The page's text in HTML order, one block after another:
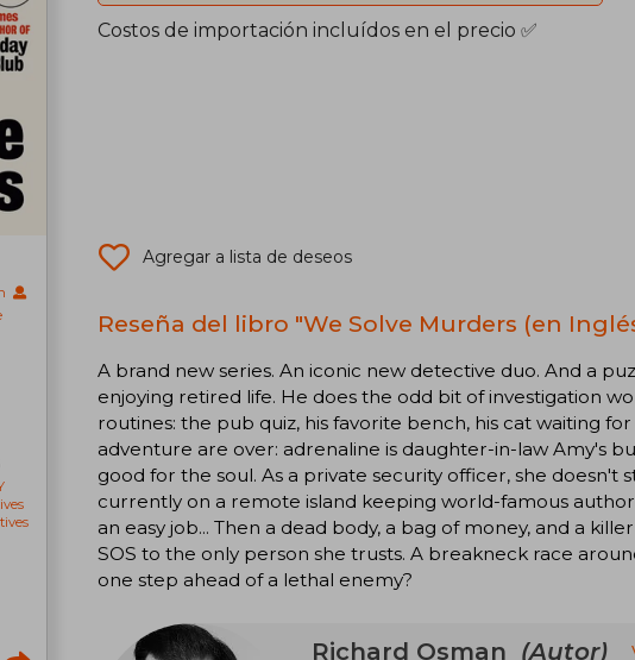
Costos de importación incluídos en el precio ✅
Agregar a lista de deseos
Reseña del libro "We Solve Murders (en
A brand new series. An iconic new detective duo. And a
enjoying retired life. He does the odd bit of investigation
routines: the pub quiz, his favorite bench, his cat waiting
adventure are over: adrenaline is daughter-in-law Amy's
good for the soul. As a private security officer, she doesn't
currently on a remote island keeping world-famous
an easy job... Then a dead body, a bag of money, and a
SOS to the only person she trusts. A breakneck race
one step ahead of a lethal enemy?
Richard Osman (Autor)